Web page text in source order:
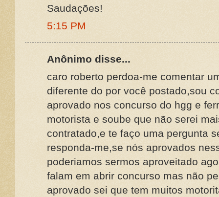
Saudações!
5:15 PM
Anônimo disse...
caro roberto perdoa-me comentar
diferente do por você postado,sou
aprovado nos concurso do hgg e
motorista e soube que não serei
contratado,e te faço uma pergunta
responda-me,se nós aprovados
poderiamos sermos aproveitado
falam em abrir concurso mas não
aprovado sei que tem muitos